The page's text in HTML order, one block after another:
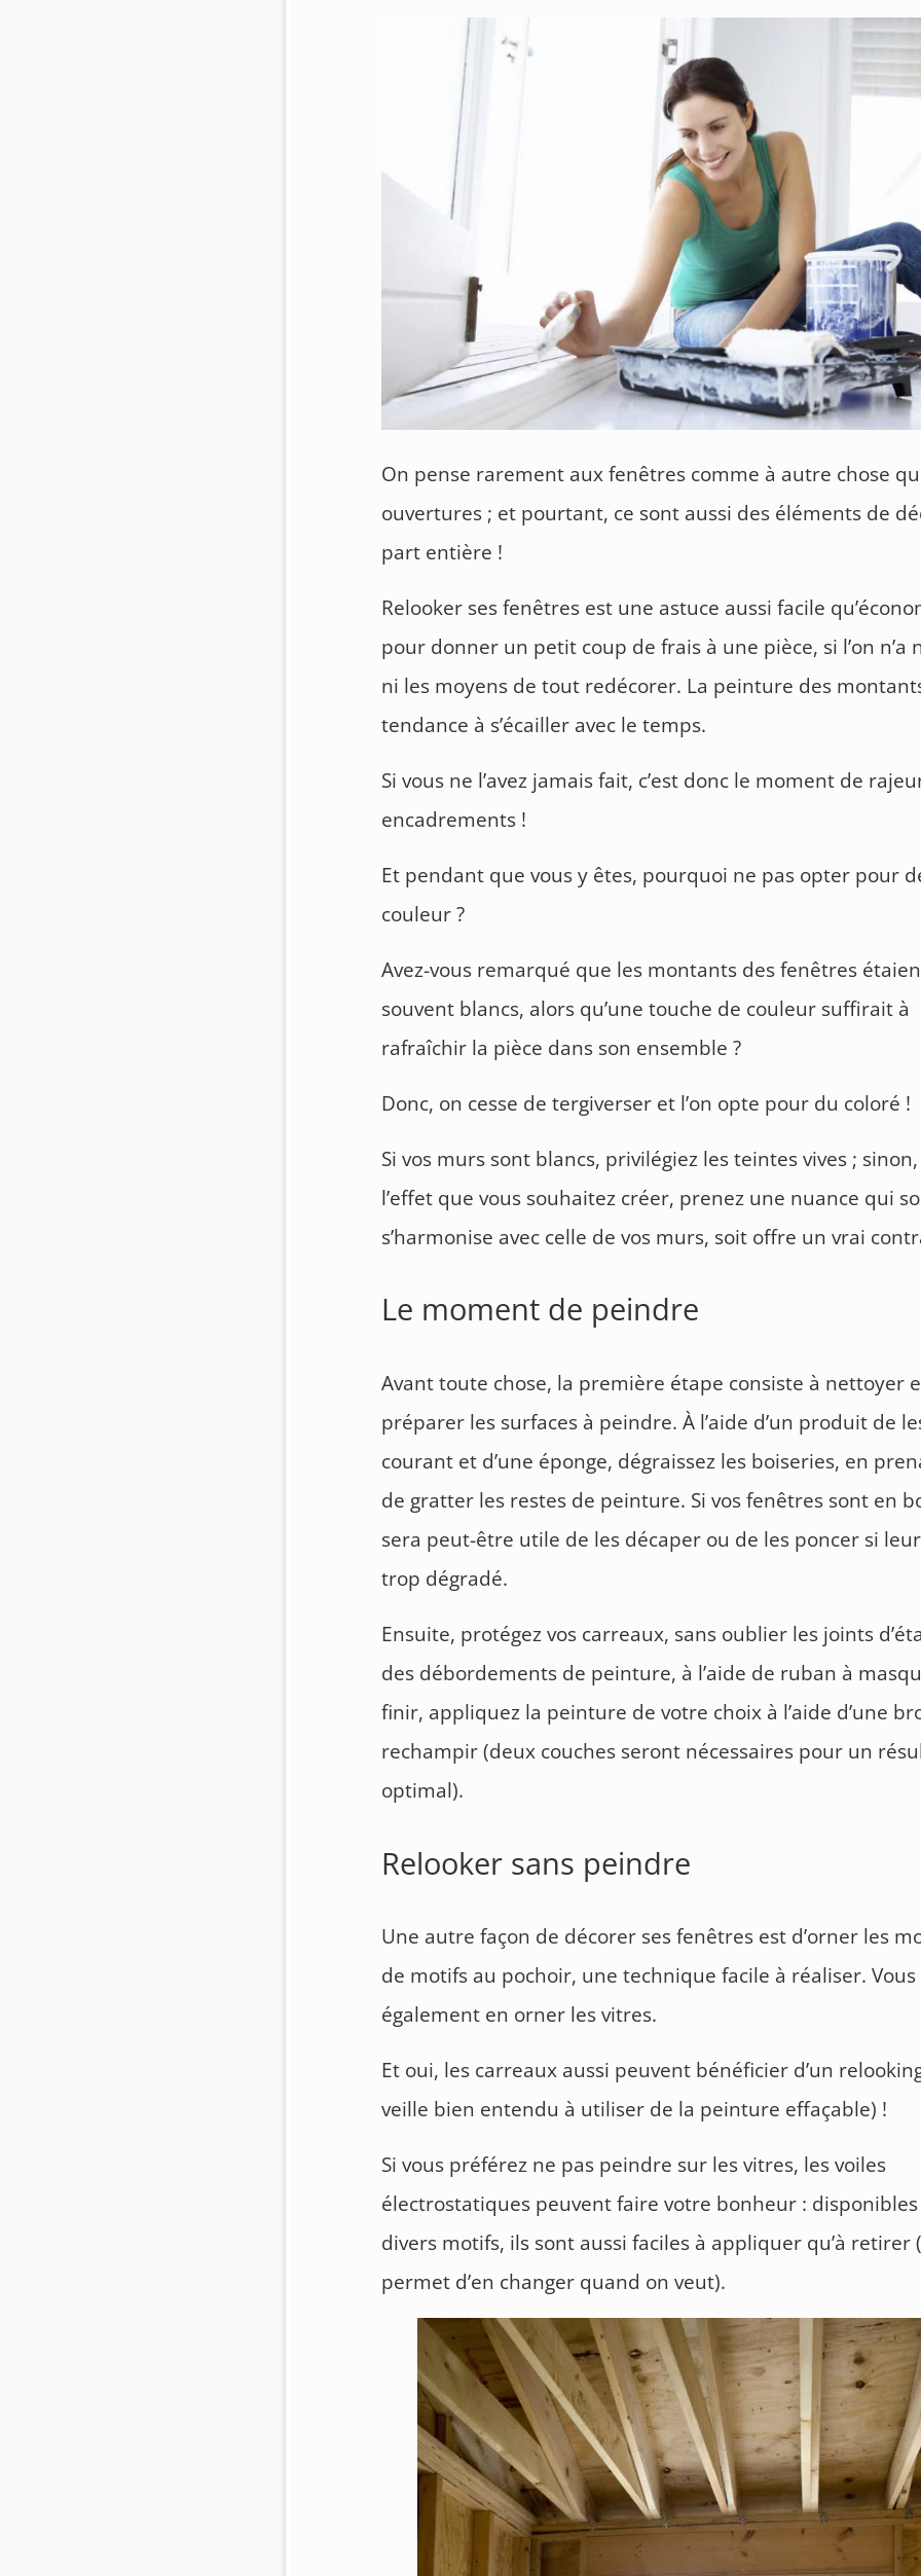
On pense rarement aux fenêtres comme à autre chose
ouvertures ; et pourtant, ce sont aussi des éléments de
part entière !
Relooker ses fenêtres est une astuce aussi facile
pour donner un petit coup de frais à une pièce, si l’on n’a
ni les moyens de tout redécorer. La peinture des
tendance à s’écailler avec le temps.
Si vous ne l’avez jamais fait, c’est donc le moment de
encadrements !
Et pendant que vous y êtes, pourquoi ne pas opter pour
couleur ?
Avez-vous remarqué que les montants des fenêtres
souvent blancs, alors qu’une touche de couleur suffirait à
rafraîchir la pièce dans son ensemble ?
Donc, on cesse de tergiverser et l’on opte pour du coloré !
Si vos murs sont blancs, privilégiez les teintes vives ;
l’effet que vous souhaitez créer, prenez une nuance qui
s’harmonise avec celle de vos murs, soit offre un vrai
Le moment de peindre
Avant toute chose, la première étape consiste à nettoyer
préparer les surfaces à peindre. À l’aide d’un produit de
courant et d’une éponge, dégraissez les boiseries, en
de gratter les restes de peinture. Si vos fenêtres sont en
sera peut-être utile de les décaper ou de les poncer si
trop dégradé.
Ensuite, protégez vos carreaux, sans oublier les joints
des débordements de peinture, à l’aide de ruban à
finir, appliquez la peinture de votre choix à l’aide d’une
rechampir (deux couches seront nécessaires pour un
optimal).
Relooker sans peindre
Une autre façon de décorer ses fenêtres est d’orner les
de motifs au pochoir, une technique facile à réaliser. Vous
également en orner les vitres.
Et oui, les carreaux aussi peuvent bénéficier d’un
veille bien entendu à utiliser de la peinture effaçable) !
Si vous préférez ne pas peindre sur les vitres, les voiles
électrostatiques peuvent faire votre bonheur :
divers motifs, ils sont aussi faciles à appliquer qu’à retirer
permet d’en changer quand on veut).